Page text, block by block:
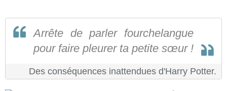
Arrête de parler fourchelangue
pour faire pleurer ta petite sœur !
Des conséquences inattendues d'Harry Potter.